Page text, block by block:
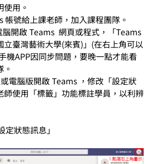
用。
帳號給上課老師，加入課程團隊。
腦開啟 Teams 網頁或程式，「Teams
臺灣藝術大學(來賓)」 (在右上角可以
機APP因同步問題，要晚一點才能看
電腦版開啟 Teams ，修改「設定狀
師使用「標籤」功能標註學員，以利辨
狀態訊息」